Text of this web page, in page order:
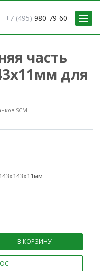
+7 (495) 980-79-60
часть
для
SCM
В КОРЗИНУ